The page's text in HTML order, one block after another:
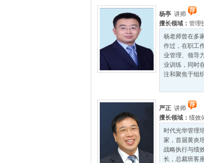
杨亭 讲师
擅长领域： 管理
杨老师曾在多
作过，在职工
业管理、领导
业训练，同时
注和聚焦于组
严正 讲师
擅长领域： 绩效
时代光华管理
家，首届黄炎
战略执行与绩
长，总裁班客